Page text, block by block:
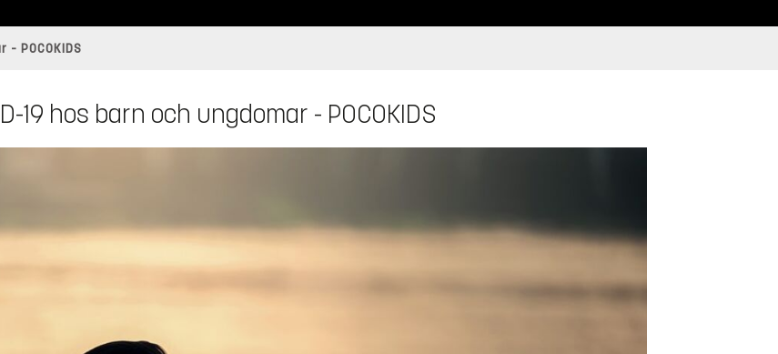
POCOKIDS
19 hos barn och ungdomar - POCOKIDS